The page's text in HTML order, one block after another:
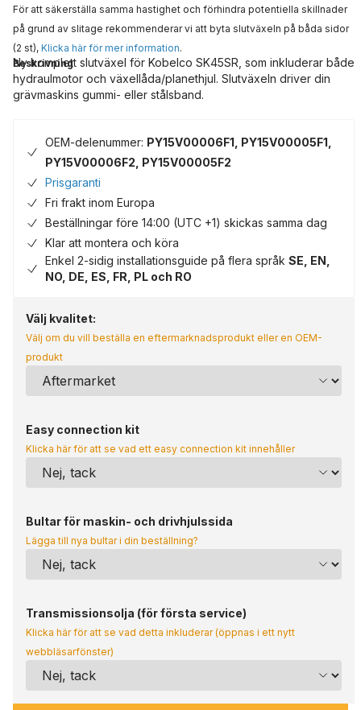
För att säkerställa samma hastighet och förhindra potentiella skillnader
på grund av slitage rekommenderar vi att byta slutväxeln på båda sidor
(2 st), Klicka här för mer information.
Beskrivning
Ny komplett slutväxel för Kobelco SK45SR, som inkluderar både
hydraulmotor och växellåda/planethjul. Slutväxeln driver din
grävmaskins gummi- eller stålsband.
OEM-delenummer: PY15V00006F1, PY15V00005F1,
PY15V00006F2, PY15V00005F2
Prisgaranti
Fri frakt inom Europa
Beställningar före 14:00 (UTC +1) skickas samma dag
Klar att montera och köra
Enkel 2-sidig installationsguide på flera språk SE, EN,
NO, DE, ES, FR, PL och RO
Välj kvalitet:
Välj om du vill beställa en eftermarknadsprodukt eller en OEM-
produkt
Easy connection kit
Klicka här för att se vad ett easy connection kit innehåller
Bultar för maskin- och drivhjulssida
Lägga till nya bultar i din beställning?
Transmissionsolja (för första service)
Klicka här för att se vad detta inkluderar (öppnas i ett nytt
webbläsarfönster)